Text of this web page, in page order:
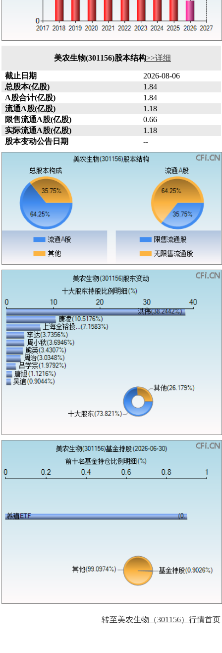
美农生物(301156)股本结构>>详细
截止日期
2026-08-06
总股本(亿股)
1.84
A股合计(亿股)
1.84
流通A股(亿股)
1.18
限售流通A股(亿股)
0.66
实际流通A股(亿股)
1.18
股本变动公告日期
--
转至美农生物（301156）行情首页